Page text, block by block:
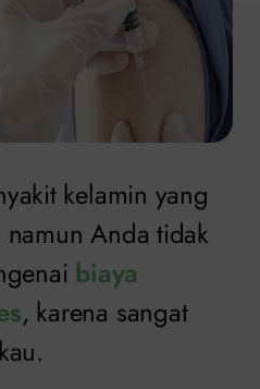
kelamin yang
Anda tidak
biaya
, karena sangat